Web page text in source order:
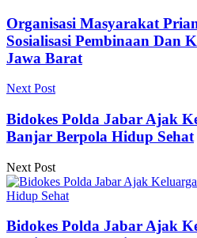
Organisasi Masyarakat
Sosialisasi Pembinaan Dan
Jawa Barat
Next Post
Bidokes Polda Jabar Ajak
Banjar Berpola Hidup Sehat
Next Post
Bidokes Polda Jabar Ajak